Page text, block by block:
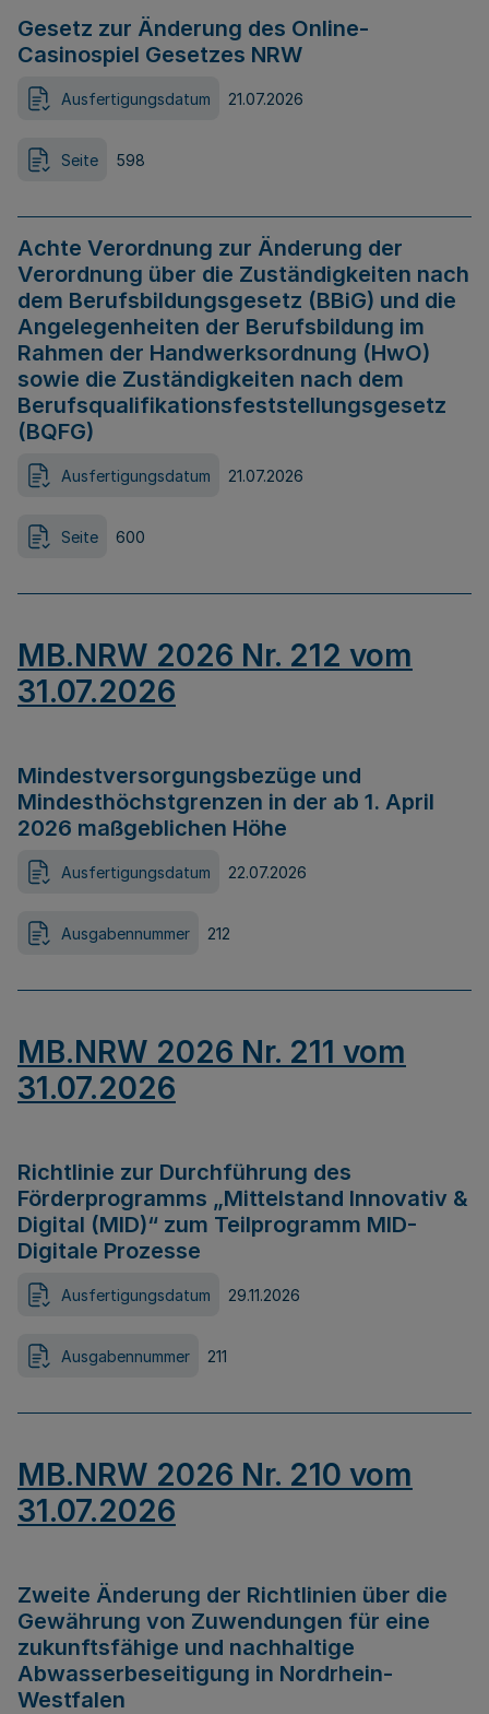
Gesetz zur Änderung des Online-
Casinospiel Gesetzes NRW
Ausfertigungsdatum 21.07.2026
Seite 598
Achte Verordnung zur Änderung der
Verordnung über die Zuständigkeiten nach
dem Berufsbildungsgesetz (BBiG) und die
Angelegenheiten der Berufsbildung im
Rahmen der Handwerksordnung (HwO)
sowie die Zuständigkeiten nach dem
Berufsqualifikationsfeststellungsgesetz
(BQFG)
Ausfertigungsdatum 21.07.2026
Seite 600
MB.NRW 2026 Nr. 212 vom
31.07.2026
Mindestversorgungsbezüge und
Mindesthöchstgrenzen in der ab 1. April
2026 maßgeblichen Höhe
Ausfertigungsdatum 22.07.2026
Ausgabennummer 212
MB.NRW 2026 Nr. 211 vom
31.07.2026
Richtlinie zur Durchführung des
Förderprogramms „Mittelstand Innovativ &
Digital (MID)“ zum Teilprogramm MID-
Digitale Prozesse
Ausfertigungsdatum 29.11.2026
Ausgabennummer 211
MB.NRW 2026 Nr. 210 vom
31.07.2026
Zweite Änderung der Richtlinien über die
Gewährung von Zuwendungen für eine
zukunftsfähige und nachhaltige
Abwasserbeseitigung in Nordrhein-
Westfalen